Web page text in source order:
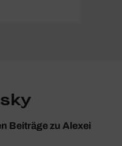
Beiträge zu Alexei